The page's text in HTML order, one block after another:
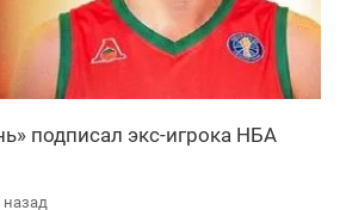
подписал экс-игрока НБА
назад